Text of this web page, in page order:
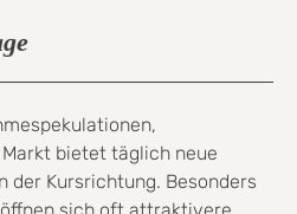
bietet täglich neue
der Kursrichtung. Besonders